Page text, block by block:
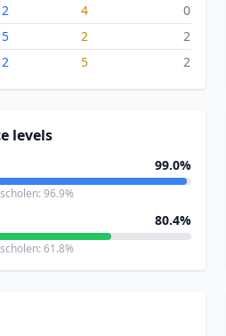
2 4
0
5 2
2
2 5 2
levels
99.0%
96.9%
80.4%
61.8%